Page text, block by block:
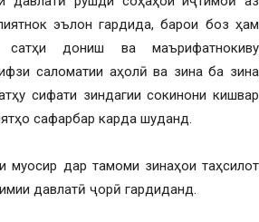
эълон гардида, барои боз ҳам
сатҳи дониш ва маърифатнокиву
саломатии аҳолӣ ва зина ба зина
сифати зиндагии сокинони кишвар
сафарбар карда шуданд.
муосир дар тамоми зинаҳои таҳсилот
давлатӣ ҷорӣ гардиданд.